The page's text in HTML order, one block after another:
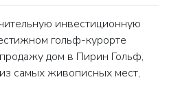
инвестиционную
гольф-курорте
дом в Пирин Гольф,
самых живописных мест,